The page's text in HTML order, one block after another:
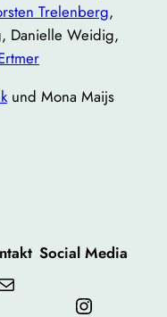
Trelenberg,
Danielle Weidig,
und Mona Maijs
Social Media
Instagram